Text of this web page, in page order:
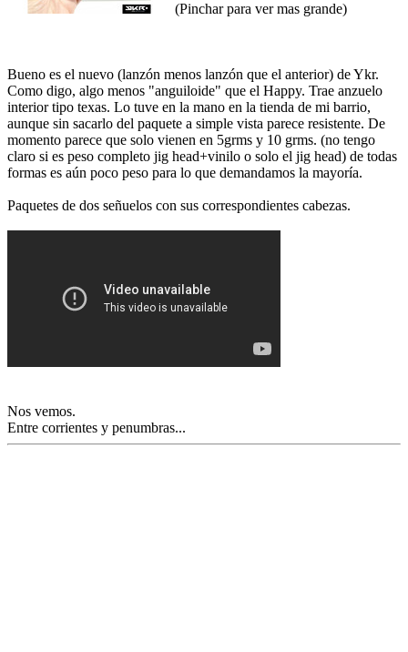
(Pinchar para ver mas grande)
Bueno es el nuevo (lanzón menos lanzón que el anterior) de Ykr.
Como digo, algo menos "anguiloide" que el Happy. Trae anzuelo
interior tipo texas. Lo tuve en la mano en la tienda de mi barrio,
aunque sin sacarlo del paquete a simple vista parece resistente. De
momento parece que solo vienen en 5grms y 10 grms. (no tengo
claro si es peso completo jig head+vinilo o solo el jig head) de todas
formas es aún poco peso para lo que demandamos la mayoría.
Paquetes de dos señuelos con sus correspondientes cabezas.
Nos vemos.
Entre corrientes y penumbras...